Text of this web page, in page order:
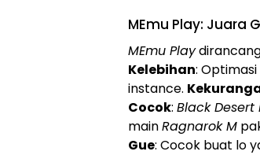
MEmu Play: Juara
MEmu Play
Kelebihan:
instance.
Cocok: Black Desert
mainRagnarok M
Gue: Cocok buat lo